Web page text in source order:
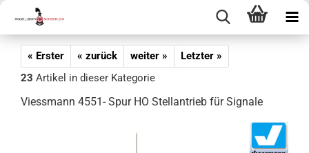
« Erster « zurück weiter »
Letzter »
23 Artikel in dieser Kategorie
Viessmann 4551- Spur HO Stellantrieb für Signale